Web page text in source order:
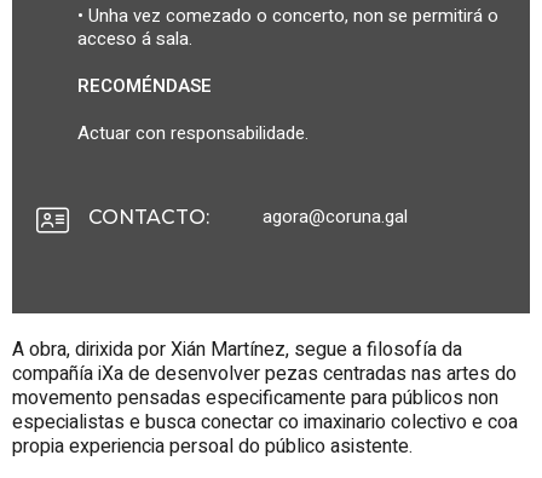
• Unha vez comezado o concerto, non se permitirá o
acceso á sala.
RECOMÉNDASE
Actuar con responsabilidade.
CONTACTO: agora@coruna.gal
A obra, dirixida por Xián Martínez, segue a filosofía da
compañía iXa de desenvolver pezas centradas nas artes do
movemento pensadas especificamente para públicos non
especialistas e busca conectar co imaxinario colectivo e coa
propia experiencia persoal do público asistente.